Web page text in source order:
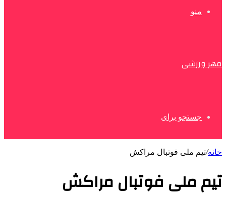
منو
مهر ورزشی
جستجو برای
خانه/تیم ملی فوتبال مراکش
تیم ملی فوتبال مراکش